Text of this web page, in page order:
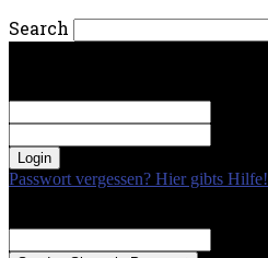
Search
Passwort vergessen? Hier gibts Hilfe!